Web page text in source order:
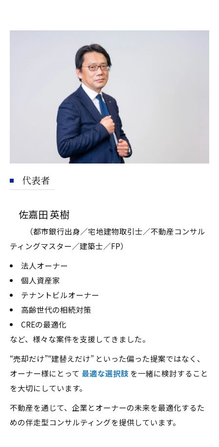
代表者
佐嘉田 英樹
（都市銀行出身／宅地建物取引士／不動産コンサル
ティングマスター／建築士／FP）
法人オーナー
個人資産家
テナントビルオーナー
高齢世代の相続対策
CREの最適化
など、様々な案件を支援してきました。
“売却だけ”“建替えだけ” といった偏った提案ではなく、
オーナー様にとって 最適な選択肢を一緒に検討すること
を大切にしています。
不動産を通じて、企業とオーナーの未来を最適化するた
めの伴走型コンサルティングを提供しています。